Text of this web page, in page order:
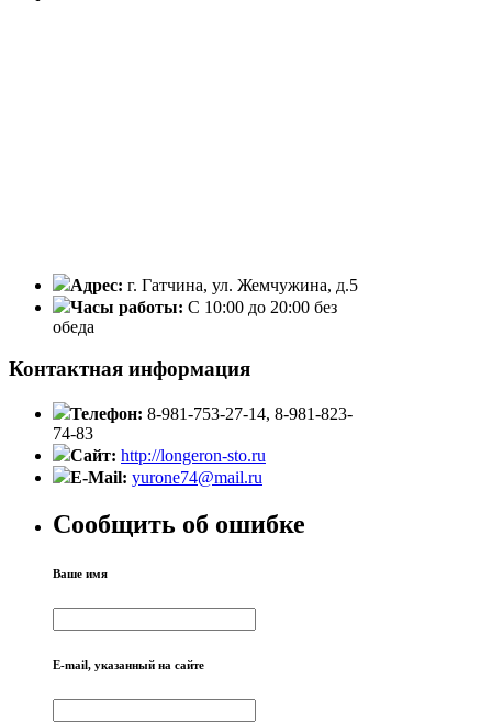
Адрес: г. Гатчина, ул. Жемчужина, д.5
Часы работы: С 10:00 до 20:00 без
oбеда
Контактная информация
Телефон: 8-981-753-27-14, 8-981-823-
74-83
Сайт: http://longeron-sto.ru
E-Mail: yurone74@mail.ru
Сообщить об ошибке
Ваше имя
E-mail, указанный на сайте